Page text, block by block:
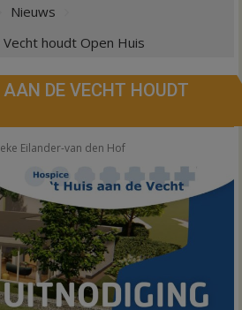
Nieuws
Vecht houdt Open Huis
AAN DE VECHT HOUDT
Eilander-van den Hof